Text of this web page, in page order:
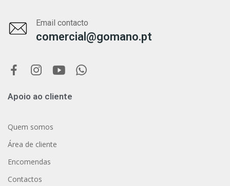
Email contacto
comercial@gomano.pt
Apoio ao cliente
Quem somos
Área de cliente
Encomendas
Contactos